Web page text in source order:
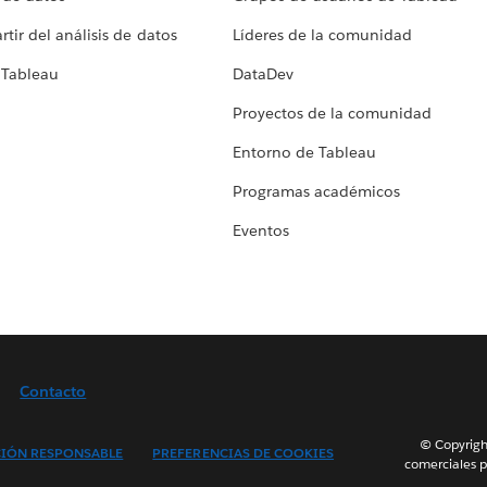
del análisis de datos
Líderes de la comunidad
DataDev
Proyectos de la comunidad
Entorno de Tableau
Programas académicos
Eventos
Contacto
RESPONSABLE
PREFERENCIAS DE COOKIES
©
comerciales